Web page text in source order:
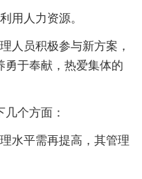
用人力资源。
人员积极参与新方案，
勇于奉献，热爱集体的
个方面：
水平需再提高，其管理